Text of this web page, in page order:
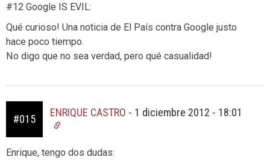
#12 Google IS EVIL:
Qué curioso! Una noticia de El País contra Google justo
hace poco tiempo.
No digo que no sea verdad, pero qué casualidad!
#015
ENRIQUE CASTRO - 1 diciembre 2012 - 18:01
Enrique, tengo dos dudas: